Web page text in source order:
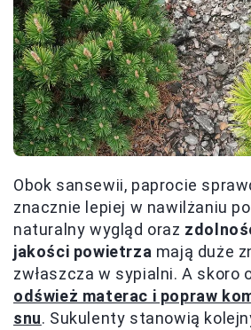
Obok sansewii, paprocie
znacznie lepiej w nawilżaniu
naturalny wygląd oraz
jakości powietrza mają duże
zwłaszcza w sypialni. A skoro
odśwież materac i popraw
snu. Sukulenty stanowią